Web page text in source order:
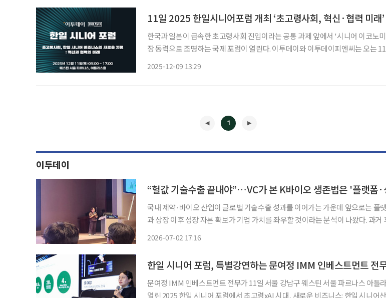
11일 2025 한일시니어포럼 개최 ‘초고령사회, 혁신·협력 미래
한국과 일본이 급속한 초고령사회 진입이라는 공통 과제 앞에서 '시니어 이코노
장 동력으로 조명하는 국제 포럼이 열린다. 이투데이와 이투데이피엔씨는 오는 11일 오전 9
2025-12-09 13:29
1
이투데이
국내 제약·바이오 산업이 글로벌 기술수출 성과를 이어가는 가운데 앞으로는 플
과 상장 이후 성장 자본 확보가 기업 가치를 좌우할 것이라는 분석이 나왔다. 과거
2026-07-02 17:16
한일 시니어 포럼, 특별강연하는 문여정 IMM 인베스트먼트 전
문여정 IMM 인베스트먼트 전무가 11일 서울 강남구 웨스틴 서울 파르나스 아틀
열린 2025 한일 시니어 포럼에서 초고령xAI 시대, 새로운 비즈니스: 한일 시니어